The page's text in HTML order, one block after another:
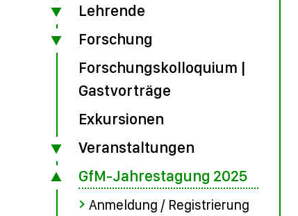
Lehrende
Forschung
Forschungskolloquium |
Gastvorträge
Exkursionen
Veranstaltungen
GfM-Jahrestagung 2025
Anmeldung / Registrierung